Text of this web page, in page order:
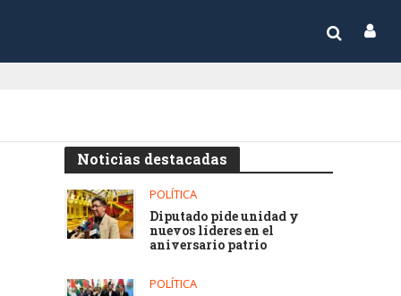
Noticias destacadas
POLÍTICA
Diputado pide unidad y
nuevos líderes en el
aniversario patrio
POLÍTICA